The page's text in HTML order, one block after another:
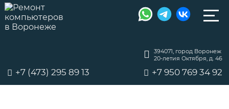
394071, город Воронеж
20-летия Октября, д. 46
+7 (473) 295 89 13 +7 950 769 34 92